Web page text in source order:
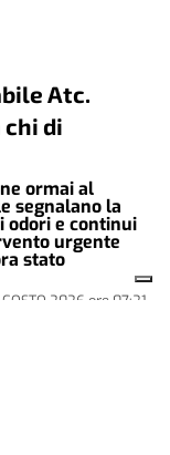
Atc.
di
ormai al
segnalano la
odori e continui
urgente
stato
2026 ore 07:21